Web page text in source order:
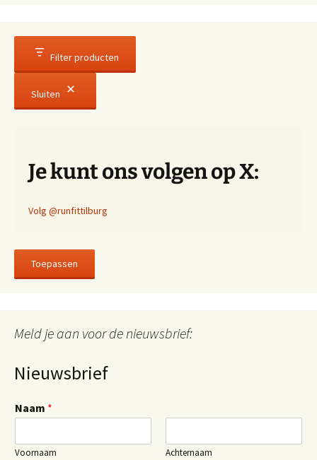
Filter producten
Sluiten
Je kunt ons volgen op X:
Volg @runfittilburg
Toepassen
Meld je aan voor de nieuwsbrief:
Nieuwsbrief
Naam *
Voornaam Achternaam